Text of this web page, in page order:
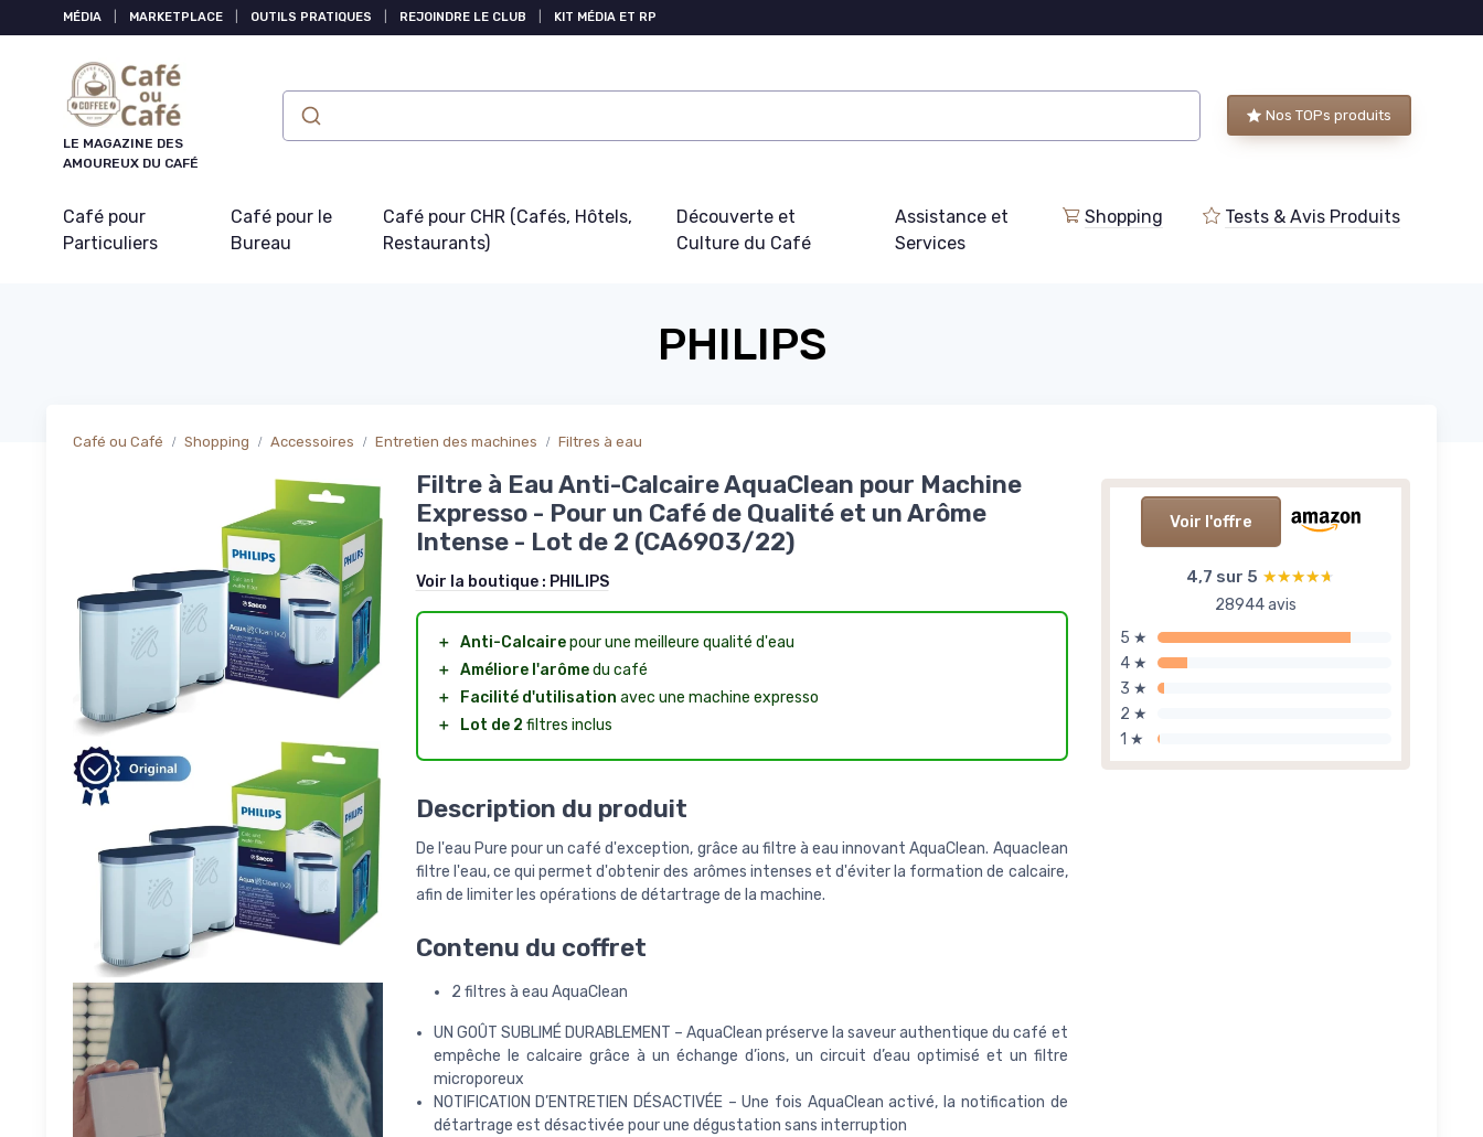
MÉDIA MARKETPLACE OUTILS PRATIQUES REJOINDRE LE CLUB KIT MÉDIA ET RP
LE MAGAZINE DES
AMOUREUX DU CAFÉ
Nos TOPs produits
Café pour
Particuliers
Café pour le
Bureau
Café pour CHR (Cafés, Hôtels,
Restaurants)
Découverte et
Culture du Café
Assistance et
Services
Shopping Tests & Avis Produits
PHILIPS
Café ou Café Shopping Accessoires Entretien des machines Filtres à eau
Voir l'offre
4,7 sur 5 ★★★★★
★★★★★
28944 avis
5 ★
4 ★
3 ★
2 ★
1 ★
Filtre à Eau Anti-Calcaire AquaClean pour Machine
Expresso - Pour un Café de Qualité et un Arôme
Intense - Lot de 2 (CA6903/22)
Voir la boutique : PHILIPS
＋ Anti-Calcairepour une meilleure qualité d'eau
＋ Améliore l'arômedu café
＋
Facilité d'utilisation avec une machine expresso
＋
Lot de 2 filtres inclus
Description du produit
De l'eau Pure pour un café d'exception, grâce au filtre à eau innovant AquaClean. Aquaclean
filtre l'eau, ce qui permet d'obtenir des arômes intenses et d'éviter la formation de calcaire,
afin de limiter les opérations de détartrage de la machine.
Contenu du coffret
2 filtres à eau AquaClean
UN GOÛT SUBLIMÉ DURABLEMENT – AquaClean préserve la saveur authentique du café et
empêche le calcaire grâce à un échange d’ions, un circuit d’eau optimisé et un filtre
microporeux
NOTIFICATION D’ENTRETIEN DÉSACTIVÉE – Une fois AquaClean activé, la notification de
détartrage est désactivée pour une dégustation sans interruption
Panneau de gestion des cookies